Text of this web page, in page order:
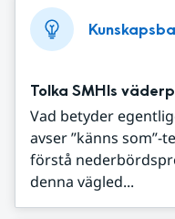
Tolka SMHIs
Vad betyder
avser ”känns som”-
förstå
denna vägled...